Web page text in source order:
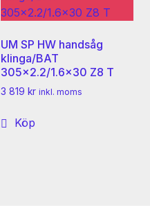
UM SP HW handsåg
klinga/BAT
305×2.2/1.6×30 Z8 T
3 819 kr inkl. moms
Köp